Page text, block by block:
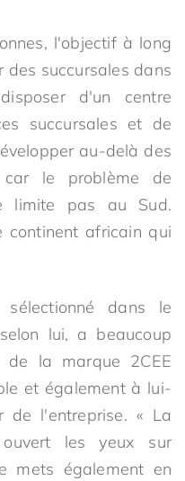
l'objectif à long
des succursales dans
d'un centre
succursales et de
au-delà des
car le problème de
limite pas au Sud.
continent africain qui
dans le
lui, a beaucoup
de la marque 2CEE
et également à lui-
de l'entreprise. « La
les yeux sur
mets également en